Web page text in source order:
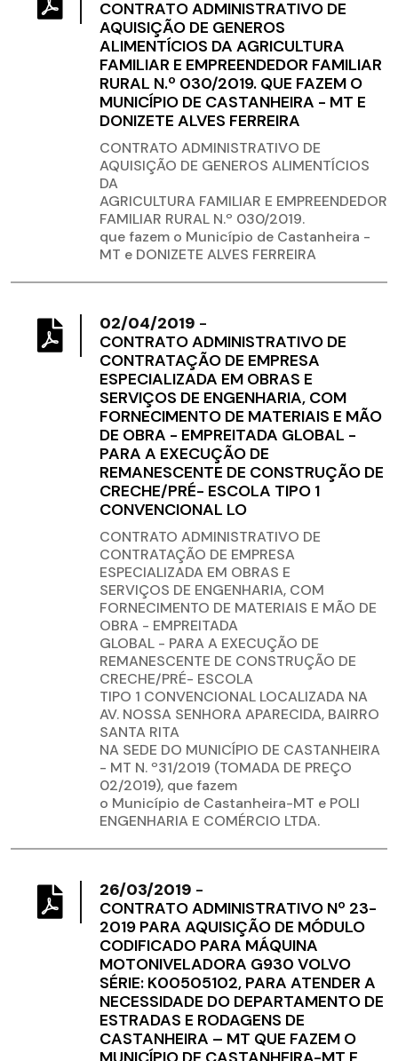
CONTRATO ADMINISTRATIVO DE
AQUISIÇÃO DE GENEROS
ALIMENTÍCIOS DA AGRICULTURA
FAMILIAR E EMPREENDEDOR FAMILIAR
RURAL N.º 030/2019. QUE FAZEM O
MUNICÍPIO DE CASTANHEIRA - MT E
DONIZETE ALVES FERREIRA
CONTRATO ADMINISTRATIVO DE
AQUISIÇÃO DE GENEROS ALIMENTÍCIOS
DA
AGRICULTURA FAMILIAR E EMPREENDEDOR
FAMILIAR RURAL N.º 030/2019.
que fazem o Município de Castanheira -
MT e DONIZETE ALVES FERREIRA
02/04/2019 -
CONTRATO ADMINISTRATIVO DE
CONTRATAÇÃO DE EMPRESA
ESPECIALIZADA EM OBRAS E
SERVIÇOS DE ENGENHARIA, COM
FORNECIMENTO DE MATERIAIS E MÃO
DE OBRA - EMPREITADA GLOBAL -
PARA A EXECUÇÃO DE
REMANESCENTE DE CONSTRUÇÃO DE
CRECHE/PRÉ- ESCOLA TIPO 1
CONVENCIONAL LO
CONTRATO ADMINISTRATIVO DE
CONTRATAÇÃO DE EMPRESA
ESPECIALIZADA EM OBRAS E
SERVIÇOS DE ENGENHARIA, COM
FORNECIMENTO DE MATERIAIS E MÃO DE
OBRA - EMPREITADA
GLOBAL - PARA A EXECUÇÃO DE
REMANESCENTE DE CONSTRUÇÃO DE
CRECHE/PRÉ- ESCOLA
TIPO 1 CONVENCIONAL LOCALIZADA NA
AV. NOSSA SENHORA APARECIDA, BAIRRO
SANTA RITA
NA SEDE DO MUNICÍPIO DE CASTANHEIRA
- MT N. º31/2019 (TOMADA DE PREÇO
02/2019), que fazem
o Município de Castanheira-MT e POLI
ENGENHARIA E COMÉRCIO LTDA.
26/03/2019 -
CONTRATO ADMINISTRATIVO Nº 23-
2019 PARA AQUISIÇÃO DE MÓDULO
CODIFICADO PARA MÁQUINA
MOTONIVELADORA G930 VOLVO
SÉRIE: K00505102, PARA ATENDER A
NECESSIDADE DO DEPARTAMENTO DE
ESTRADAS E RODAGENS DE
CASTANHEIRA – MT QUE FAZEM O